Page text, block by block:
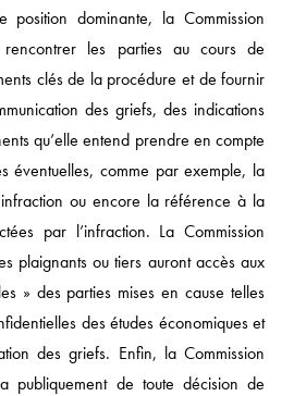
position dominante, la Commission
les parties au cours de
clés de la procédure et de fournir
des griefs, des indications
qu’elle entend prendre en compte
éventuelles, comme par exemple, la
ou encore la référence à la
par l’infraction. La Commission
plaignants ou tiers auront accès aux
» des parties mises en cause telles
des études économiques et
des griefs. Enfin, la Commission
publiquement de toute décision de